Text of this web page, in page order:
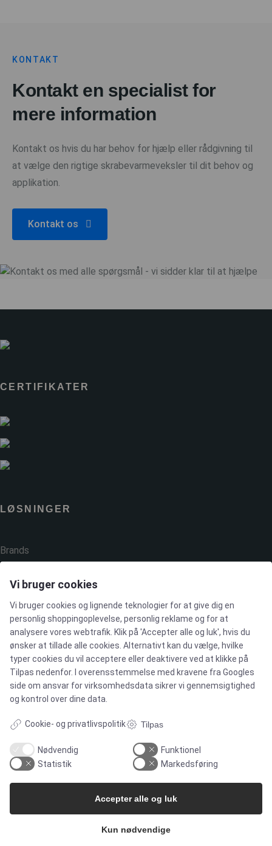
KONTAKT
Kontakt en specialist for
mere information
Kontakt os hvis du har behov for hjælp eller rådgivning til
at vælge den rigtige skrabevarmeveksler til dit behov og
applikation.
Kontakt os
CERTIFIKATER
LØSNINGER
Brands
Cases
Produkter
Services
MARKEDER
Food & Beverage
Pharma & Biotech – Multi-Use Solutions
Pharma & Biotech – Single-Use Solutions
Vi bruger cookies
Vi bruger cookies og lignende teknologier for at give dig en
personlig shoppingoplevelse, personlig reklame og for at
analysere vores webtrafik. Klik på 'Accepter alle og luk', hvis du
ønsker at tillade alle cookies. Alternativt kan du vælge, hvilke
typer cookies du vil acceptere eller deaktivere ved at klikke på
Tilpas nedenfor. I overensstemmelse med kravene fra Googles
side om ansvar for virksomhedsdata sikrer vi gennemsigtighed
og kontrol over dine data.
Cookie- og privatlivspolitik Tilpas
Nødvendig
Funktionel
Statistik
Markedsføring
Kun nødvendige
Accepter alle og luk